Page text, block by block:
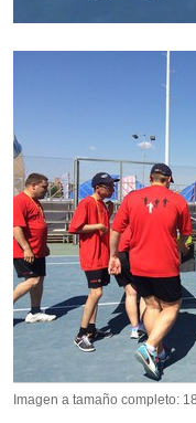
Imagen a tamaño completo: